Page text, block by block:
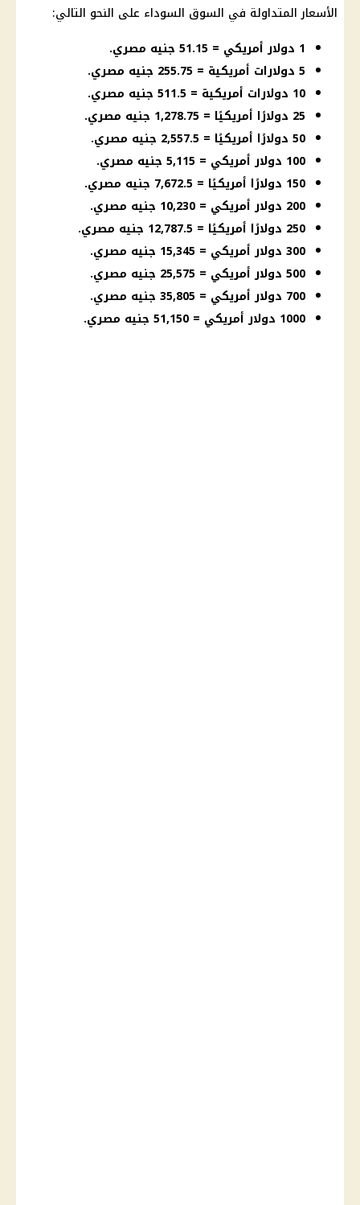
الأسعارالمتداولة في السوق السوداء على النحو التالي:
1 دولار أمريكي = 51.15 جنيه مصري.
5 دولارات أمريكية = 255.75 جنيه مصري.
10 دولارات أمريكية = 511.5 جنيه مصري.
25 دولارًا أمريكيًا = 1,278.75 جنيه مصري.
50 دولارًا أمريكيًا = 2,557.5 جنيه مصري.
100 دولار أمريكي = 5,115 جنيه مصري.
150 دولارًا أمريكيًا = 7,672.5 جنيه مصري.
200 دولار أمريكي = 10,230 جنيه مصري.
250 دولارًا أمريكيًا = 12,787.5 جنيه مصري.
300 دولار أمريكي = 15,345 جنيه مصري.
500 دولار أمريكي = 25,575 جنيه مصري.
700 دولار أمريكي = 35,805 جنيه مصري.
1000 دولار أمريكي = 51,150 جنيه مصري.